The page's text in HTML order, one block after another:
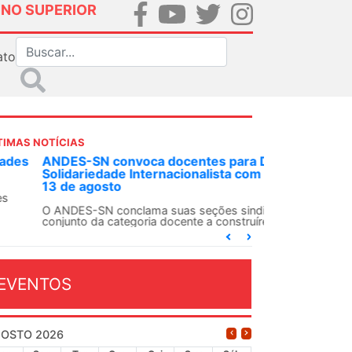
SUPERIOR
NOTÍCIAS
SN convoca docentes para Dia de
Internacionalista com Cuba em
de agosto
SN conclama suas seções sindicais e o
da categoria docente a construírem, no